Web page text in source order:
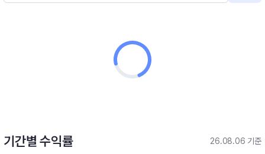
기간별 수익률 26.08.06 기준